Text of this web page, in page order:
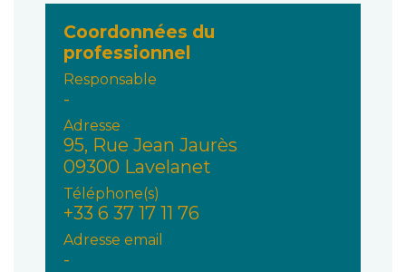
Coordonnées du
professionnel
Responsable
-
Adresse
95, Rue Jean Jaurès
09300 Lavelanet
Téléphone(s)
+33 6 37 17 11 76
Adresse email
-